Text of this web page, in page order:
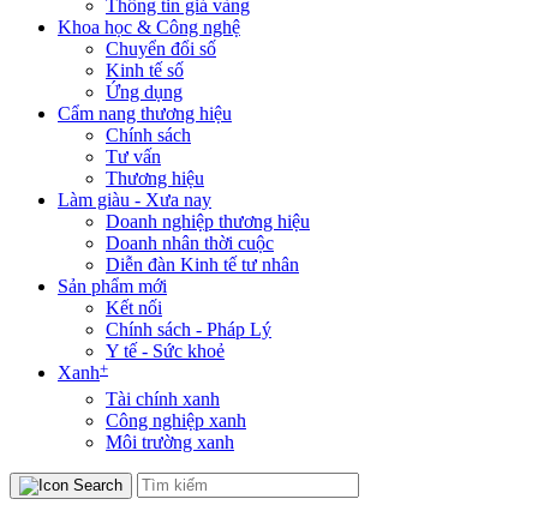
Thông tin giá vàng
Khoa học & Công nghệ
Chuyển đổi số
Kinh tế số
Ứng dụng
Cẩm nang thương hiệu
Chính sách
Tư vấn
Thương hiệu
Làm giàu - Xưa nay
Doanh nghiệp thương hiệu
Doanh nhân thời cuộc
Diễn đàn Kinh tế tư nhân
Sản phẩm mới
Kết nối
Chính sách - Pháp Lý
Y tế - Sức khoẻ
Xanh+
Tài chính xanh
Công nghiệp xanh
Môi trường xanh